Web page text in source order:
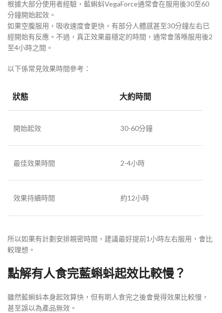
根據大部分使用者經驗，藍蝌蚪VegaForce通常會在服用後30至60
分鐘開始起效。
如果空腹服用，吸收速度會更快，有部分人體感甚至30分鐘左右已
經開始有反應。不過，真正效果最穩定的時間，通常會落喺服用後2
至4小時之間。
以下係常見效果時間參考：
狀態 大約時間
開始起效 30-60分鐘
最佳效果時間 2-4小時
效果持續時間 約12小時
所以如果有計劃安排親密時間，建議最好提前1小時左右服用，會比
較理想。
點解有人食完藍蝌蚪起效比較慢？
雖然藍蝌蚪本身起效算快，但有啲人食完之後會覺得效果比較慢，
甚至誤以為產品無效。